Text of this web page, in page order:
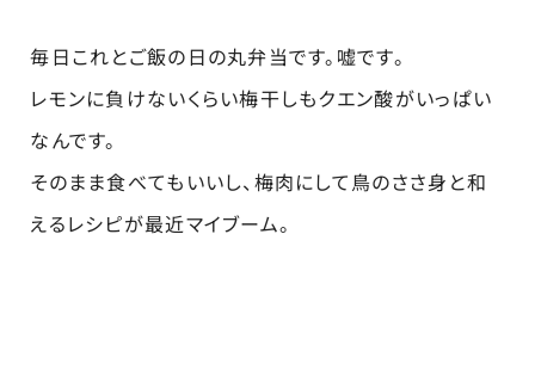
毎日これとご飯の日の丸弁当です。嘘です。
レモンに負けないくらい梅干しもクエン酸がいっぱい
なんです。
そのまま食べてもいいし、梅肉にして鳥のささ身と和
えるレシピが最近マイブーム。